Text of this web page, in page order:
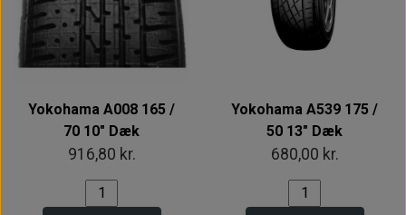
Yokohama A008 165 /
70 10" Dæk
916,80 kr.
Yokohama A539 175 /
50 13" Dæk
680,00 kr.